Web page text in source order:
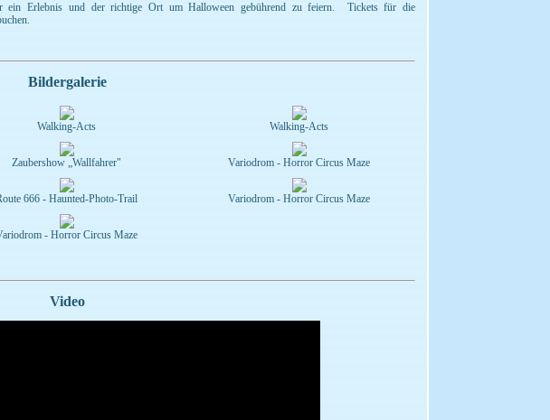
ein Erlebnis und der richtige Ort um Halloween gebührend zu feiern. Tickets für die
Bildergalerie
Walking-Acts Walking-Acts
Zaubershow „Wallfahrer" Variodrom - Horror Circus Maze
666 - Haunted-Photo-Trail Variodrom - Horror Circus Maze
- Horror Circus Maze
Video